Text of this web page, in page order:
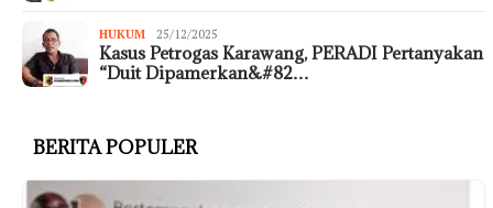
HUKUM 25/12/2025
Kasus Petrogas Karawang, PERADI Pertanyakan
“Duit Dipamerkan&#82…
BERITA POPULER